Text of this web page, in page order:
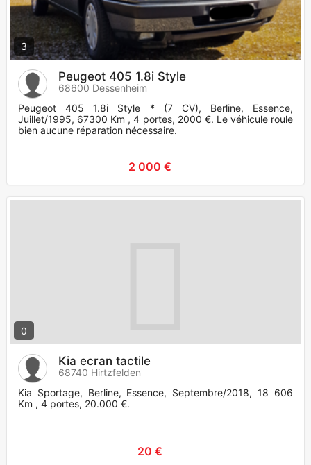
3
Peugeot 405 1.8i Style
68600 Dessenheim
Peugeot 405 1.8i Style * (7 CV), Berline, Essence,
Juillet/1995, 67300 Km , 4 portes, 2000 €. Le véhicule roule
bien aucune réparation nécessaire.
2 000 €
0
Kia ecran tactile
68740 Hirtzfelden
Kia Sportage, Berline, Essence, Septembre/2018, 18 606
Km , 4 portes, 20.000 €.
20 €